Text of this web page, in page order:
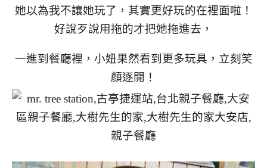
她以為我不讓她玩了，其實更好玩的在裡面啦！
好說歹說用拖的才把她拖進去，
一進到餐廳裡，小妞果然看到更多玩具，立刻笑
顏逐開！